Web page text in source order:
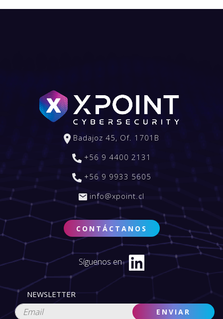
+56 9 4400 2131
Badajoz 45, Of. 1701B
+56 9 9933 5605
info@xpoint.cl
CONTÁCTANOS
Síguenos en
NEWSLETTER